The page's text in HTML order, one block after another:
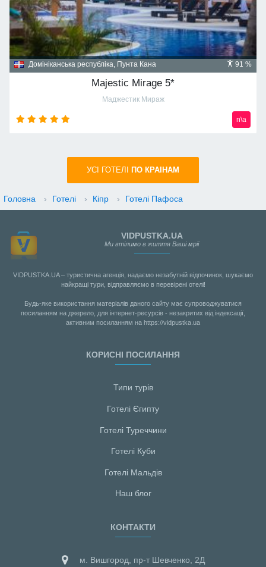
91 %
Домініканська республіка, Пунта Кана
Majestic Mirage 5*
Маджестик Мираж
n\a
УСI ГОТЕЛІ ПО КРАIНАМ
Головна › Готелі › Кіпр › Готелі Пафоса
VIDPUSTKA.UA
Ми втілимо в життя Ваші мрії
VIDPUSTKA.UA – туристична агенція, надаємо незабутній відпочинок, шукаємо
найкращі тури, відправляємо в перевірені отелі!
Будь-яке використання матеріалів даного сайту має супроводжуватися
посиланням на джерело, для інтернет-ресурсів - незакритих від індексації,
активним посиланням на https://vidpustka.ua
КОРИСНІ ПОСИЛАННЯ
Типи турів
Готелі Єгипту
Готелі Туреччини
Готелі Куби
Готелі Мальдiв
Наш блог
КОНТАКТИ
м. Вишгород, пр-т Шевченко, 2Д